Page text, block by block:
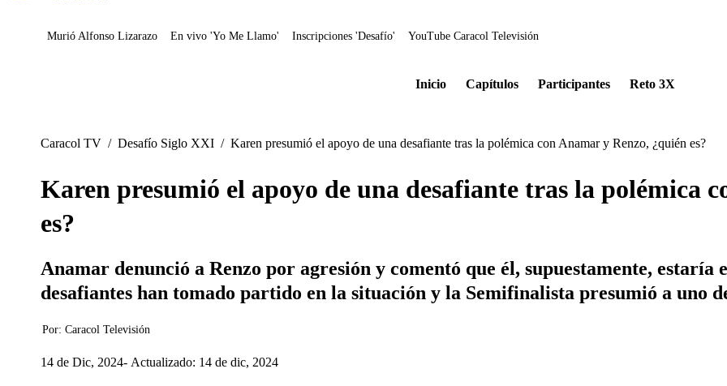
Juegos
Murió Alfonso Lizarazo En vivo 'Yo Me Llamo' Inscripciones 'Desafío' YouTube Caracol Televisión
Inicio Capítulos Participantes Reto 3X
Caracol TV / Desafío Siglo XXI / Karen presumió el apoyo de una desafiante tras la polémica con Anamar y Renzo, ¿quién es?
Karen presumió el apoyo de una desafiante tras la polémica
es?
Anamar denunció a Renzo por agresión y comentó que él, supuestamente,
desafiantes han tomado partido en la situación y la Semifinalista presumió a uno
Por: Caracol Televisión
14 de Dic, 2024 Actualizado: 14 de dic, 2024